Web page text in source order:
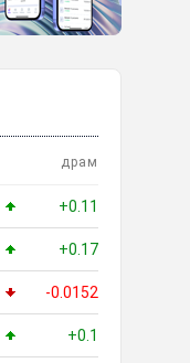
драм
+0.11
+0.17
-0.0152
+0.1